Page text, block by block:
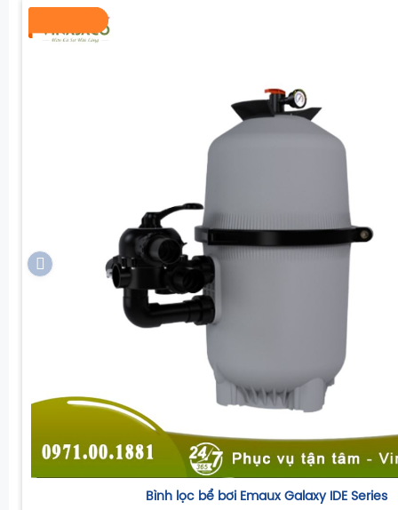
Bình lọc bể bơi Emaux Galaxy IDE Series